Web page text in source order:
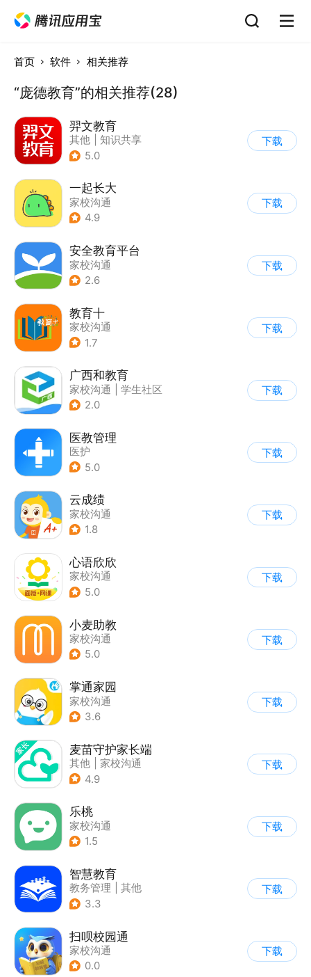
首页 软件 相关推荐
“庞德教育”的相关推荐(28)
羿文教育
其他
知识共享
5.0
下载
一起长大
家校沟通
4.9
下载
安全教育平台
家校沟通
2.6
下载
教育十
家校沟通
1.7
下载
广西和教育
家校沟通
学生社区
2.0
下载
医教管理
医护
5.0
下载
云成绩
家校沟通
1.8
下载
心语欣欣
家校沟通
5.0
下载
小麦助教
家校沟通
5.0
下载
掌通家园
家校沟通
3.6
下载
麦苗守护家长端
其他
家校沟通
4.9
下载
乐桃
家校沟通
1.5
下载
智慧教育
教务管理
其他
3.3
下载
扫呗校园通
家校沟通
0.0
下载